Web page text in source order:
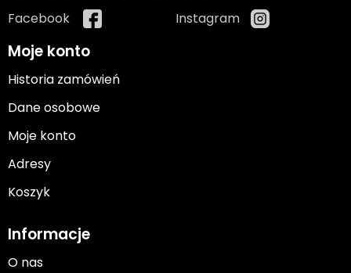
Facebook Instagram
Moje konto
Historia zamówień
Dane osobowe
Moje konto
Adresy
Koszyk
Informacje
O nas